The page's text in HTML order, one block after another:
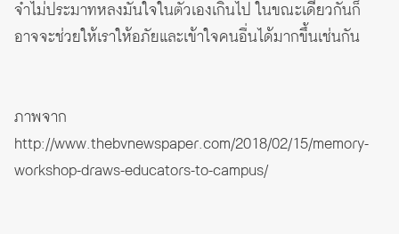
จำไม่ประมาทหลงมั่นใจในตัวเองเกินไป ในขณะเดียวกันก็
อาจจะช่วยให้เราให้อภัยและเข้าใจคนอื่นได้มากขึ้นเช่นกัน
ภาพจาก
http://www.thebvnewspaper.com/2018/02/15/memory-
workshop-draws-educators-to-campus/